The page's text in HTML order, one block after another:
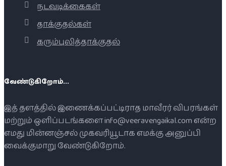
நடவடிக்கைகள்
தாக்குதல்கள்
கரும்புலித்தாக்குதல்
வேண்டுகிறோம்...
இத் தளத்தில் இணைக்கப்பட்டிராத மாவீரர் விபரங்கள்
மற்றும் ஒளிப்படங்களை info@veeravengaikal.com என்ற
எமது மின்னஞ்சல் முகவரியூடாக எமக்கு அனுப்பி
வைக்குமாறு வேண்டுகிறோம்.